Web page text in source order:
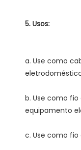
a. Use como
b. Use como